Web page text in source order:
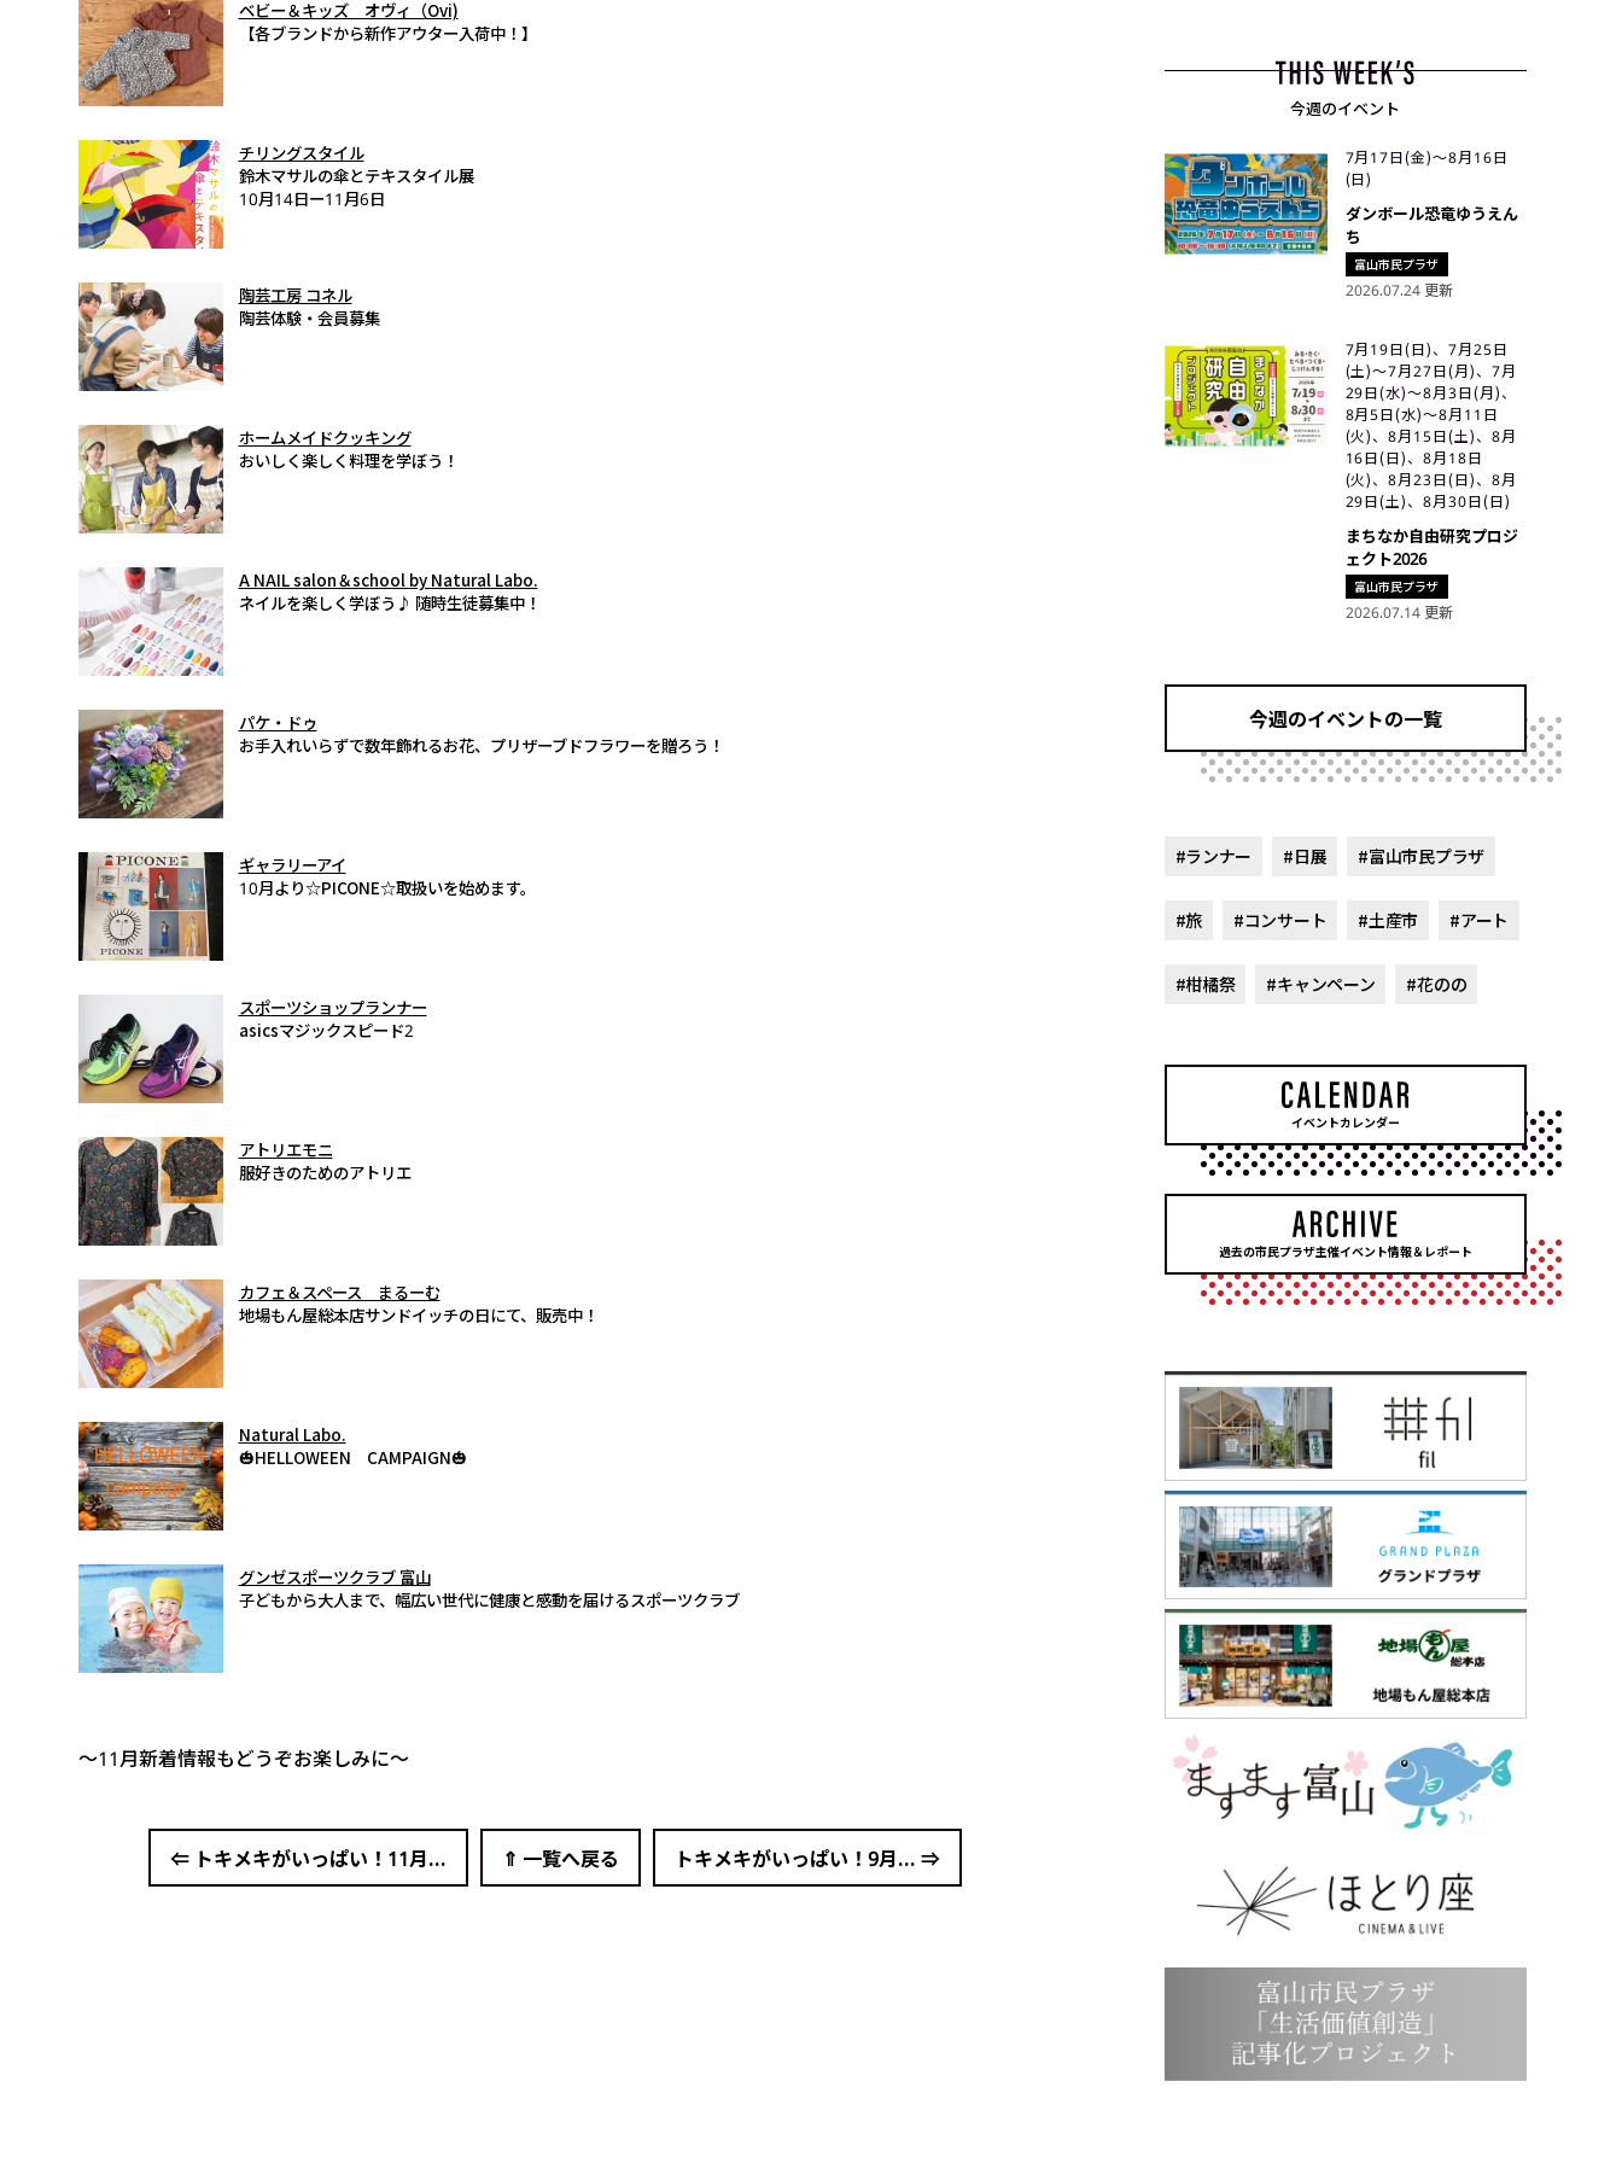
ベビー＆キッズ オヴィ（Ovi)
【各ブランドから新作アウター入荷中！】
チリングスタイル
鈴木マサルの傘とテキスタイル展
10月14日ー11月6日
陶芸工房 コネル
陶芸体験・会員募集
ホームメイドクッキング
おいしく楽しく料理を学ぼう！
A NAIL salon＆school by Natural Labo.
ネイルを楽しく学ぼう♪ 随時生徒募集中！
パケ・ドゥ
お手入れいらずで数年飾れるお花、プリザーブドフラワーを贈ろう！
ギャラリーアイ
10月より☆PICONE☆取扱いを始めます。
スポーツショップランナー
asicsマジックスピード2
アトリエモニ
服好きのためのアトリエ
カフェ＆スペース まるーむ
地場もん屋総本店サンドイッチの日にて、販売中！
Natural Labo.
🎃HELLOWEEN CAMPAIGN🎃
グンゼスポーツクラブ 富山
子どもから大人まで、幅広い世代に健康と感動を届けるスポーツクラブ
～11月新着情報もどうぞお楽しみに～
⇐ トキメキがいっぱい！11月... ⇑ 一覧へ戻る トキメキがいっぱい！9月... ⇒
今週のイベント
富山市民プラザ
7月17日(金)〜8月16日
(日)
ダンボール恐竜ゆうえん
ち
2026.07.24 更新
富山市民プラザ
7月19日(日)、7月25日
(土)〜7月27日(月)、7月
29日(水)〜8月3日(月)、
8月5日(水)〜8月11日
(火)、8月15日(土)、8月
16日(日)、8月18日
(火)、8月23日(日)、8月
29日(土)、8月30日(日)
まちなか自由研究プロジ
ェクト2026
2026.07.14 更新
今週のイベントの一覧
#ランナー #日展 #富山市民プラザ
#旅 #コンサート #土産市 #アート
#柑橘祭 #キャンペーン #花のの
イベントカレンダー
過去の市民プラザ主催イベント情報＆レポート